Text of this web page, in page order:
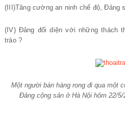
(III)Tăng cường an ninh chế độ, Đảng
(IV) Đảng đối diện với những thách
trào ?
Một người bán hàng rong đi qua một
Đảng cộng sản ở Hà Nội hôm 22/